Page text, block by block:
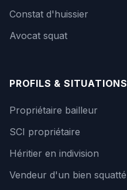
Constat d'huissier
Avocat squat
PROFILS & SITUATIONS
Propriétaire bailleur
SCI propriétaire
Héritier en indivision
Vendeur d'un bien squatté